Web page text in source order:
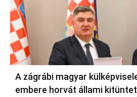
A zágrábi magyar
embere horvát állami